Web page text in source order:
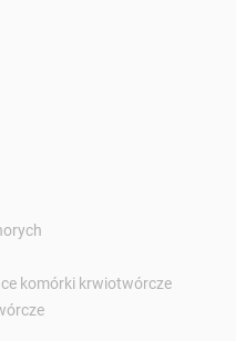
komórki krwiotwórcze